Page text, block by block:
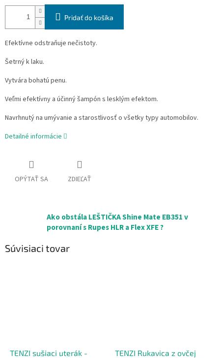
Pridať do košíka
Efektívne odstraňuje nečistoty.
Šetrný k laku.
Vytvára bohatú penu.
Veľmi efektívny a účinný šampón s lesklým efektom.
Navrhnutý na umývanie a starostlivosť o všetky typy automobilov.
Detailné informácie
OPÝTAŤ SA ZDIEĽAŤ
Ako obstála LEŠTIČKA Shine Mate EB351 v
porovnaní s Rupes HLR a Flex XFE ?
Súvisiaci tovar
TENZI sušiaci uterák -
TENZI Rukavica z ovčej